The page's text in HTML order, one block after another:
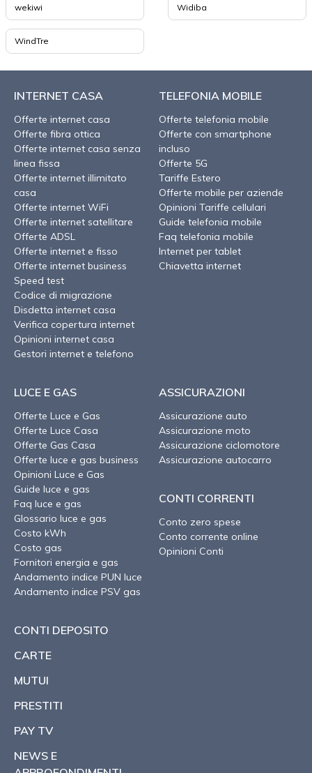
wekiwi Widiba
WindTre
INTERNET CASA
Offerte internet casa
Offerte fibra ottica
Offerte internet casa senza
linea fissa
Offerte internet illimitato
casa
Offerte internet WiFi
Offerte internet satellitare
Offerte ADSL
Offerte internet e fisso
Offerte internet business
Speed test
Codice di migrazione
Disdetta internet casa
Verifica copertura internet
Opinioni internet casa
Gestori internet e telefono
TELEFONIA MOBILE
Offerte telefonia mobile
Offerte con smartphone
incluso
Offerte 5G
Tariffe Estero
Offerte mobile per aziende
Opinioni Tariffe cellulari
Guide telefonia mobile
Faq telefonia mobile
Internet per tablet
Chiavetta internet
LUCE E GAS
Offerte Luce e Gas
Offerte Luce Casa
Offerte Gas Casa
Offerte luce e gas business
Opinioni Luce e Gas
Guide luce e gas
Faq luce e gas
Glossario luce e gas
Costo kWh
Costo gas
Fornitori energia e gas
Andamento indice PUN luce
Andamento indice PSV gas
ASSICURAZIONI
Assicurazione auto
Assicurazione moto
Assicurazione ciclomotore
Assicurazione autocarro
CONTI CORRENTI
Conto zero spese
Conto corrente online
Opinioni Conti
CONTI DEPOSITO
CARTE
MUTUI
PRESTITI
PAY TV
NEWS E